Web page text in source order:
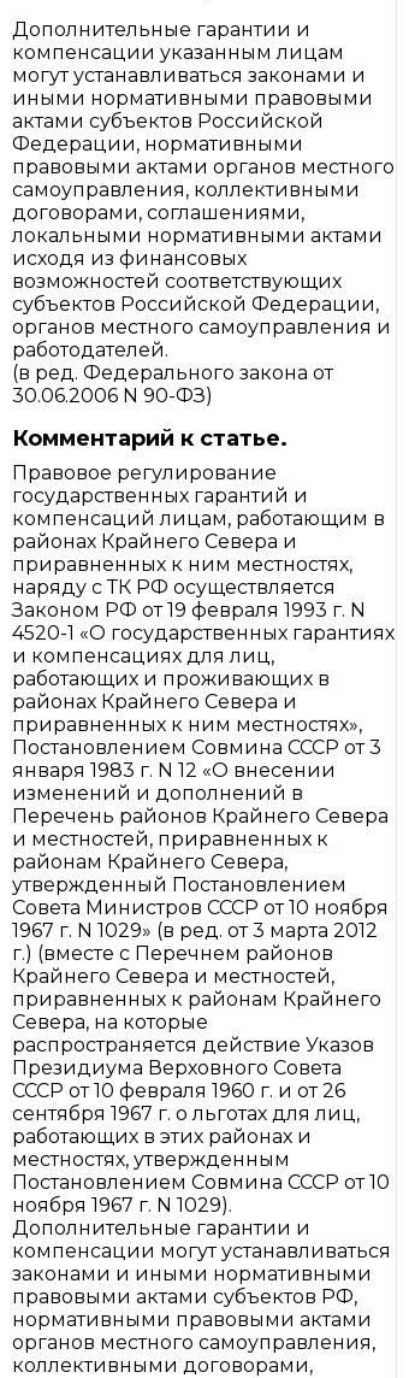
Дополнительные гарантии и
компенсации указанным лицам
могут устанавливаться законами и
иными нормативными правовыми
актами субъектов Российской
Федерации, нормативными
правовыми актами органов местного
самоуправления, коллективными
договорами, соглашениями,
локальными нормативными актами
исходя из финансовых
возможностей соответствующих
субъектов Российской Федерации,
органов местного самоуправления и
работодателей.
(в ред. Федерального закона от
30.06.2006 N 90-ФЗ)
Комментарий к статье.
Правовое регулирование
государственных гарантий и
компенсаций лицам, работающим в
районах Крайнего Севера и
приравненных к ним местностях,
наряду с ТК РФ осуществляется
Законом РФ от 19 февраля 1993 г. N
4520-1 «О государственных гарантиях
и компенсациях для лиц,
работающих и проживающих в
районах Крайнего Севера и
приравненных к ним местностях»,
Постановлением Совмина СССР от 3
января 1983 г. N 12 «О внесении
изменений и дополнений в
Перечень районов Крайнего Севера
и местностей, приравненных к
районам Крайнего Севера,
утвержденный Постановлением
Совета Министров СССР от 10 ноября
1967 г. N 1029» (в ред. от 3 марта 2012
г.) (вместе с Перечнем районов
Крайнего Севера и местностей,
приравненных к районам Крайнего
Севера, на которые
распространяется действие Указов
Президиума Верховного Совета
СССР от 10 февраля 1960 г. и от 26
сентября 1967 г. о льготах для лиц,
работающих в этих районах и
местностях, утвержденным
Постановлением Совмина СССР от 10
ноября 1967 г. N 1029).
Дополнительные гарантии и
компенсации могут устанавливаться
законами и иными нормативными
правовыми актами субъектов РФ,
нормативными правовыми актами
органов местного самоуправления,
коллективными договорами,